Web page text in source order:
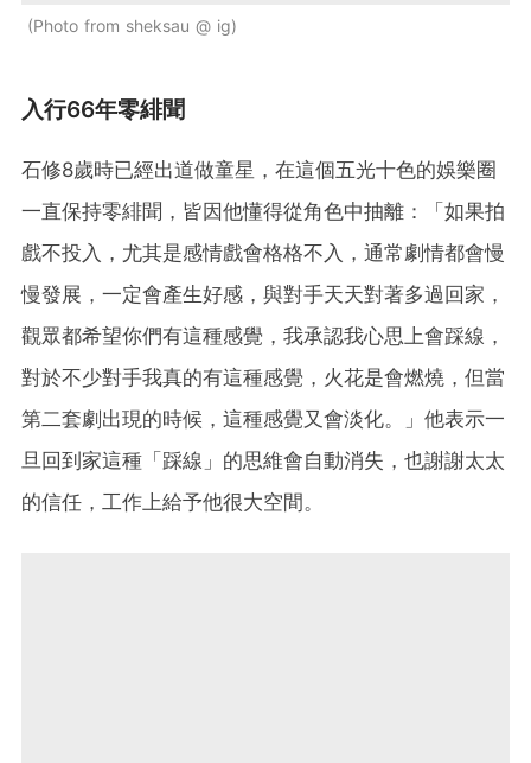
Photo from sheksau @ ig
入行66年零緋聞
石修8歲時已經出道做童星，在這個五光十色的娛樂圈
一直保持零緋聞，皆因他懂得從角色中抽離：「如果拍
戲不投入，尤其是感情戲會格格不入，通常劇情都會慢
慢發展，一定會產生好感，與對手天天對著多過回家，
觀眾都希望你們有這種感覺，我承認我心思上會踩線，
對於不少對手我真的有這種感覺，火花是會燃燒，但當
第二套劇出現的時候，這種感覺又會淡化。」他表示一
旦回到家這種「踩線」的思維會自動消失，也謝謝太太
的信任，工作上給予他很大空間。